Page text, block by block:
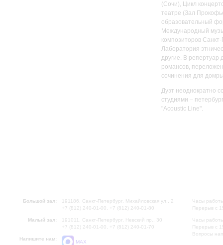
(Сочи), Цикл
театре (Зал
образовательный
Международный
композиторов
Лаборатория
другие. В репертуар
романсов,
сочинения для
Дуэт неоднократно
студиями –
"Acoustic Line".
Большой зал:
191186, Санкт-Петербург, Михайловская ул., 2
+7 (812) 240-01-00, +7 (812) 240-01-80
Малый зал:
191011, Санкт-Петербург, Невский пр., 30
+7 (812) 240-01-00, +7 (812) 240-01-70
Напишите нам:
MAX
Часы
Перерыв с
Часы
Перерыв с
Вопросы